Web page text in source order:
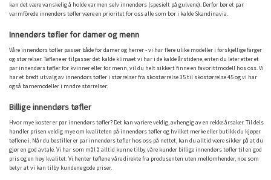
kan det være vanskelig å holde varmen selv innendørs (spesielt på gulvene). Derfor bør et par
varmfôrede innendørs tøfler være en prioritet for oss alle som bor i kalde Skandinavia.
Innendørs tøfler for damer og menn
Våre innendørs tøfler passer både for damer og herrer - vi har flere ulike modeller i forskjellige farger
og størrelser. Tøflene er tilpasser det kalde klimaet vi har i de kalde årstidene, enten du leter etter et
par innendørs tøfler for kvinner eller for menn, vil du helt sikkert finne en favorittmodell hos oss. Vi
har et bredt utvalg av innendørs tøfler i størrelser fra skostørrelse 35 til skostørrelse 45 og vi har
også barnemodeller i mndre størrelser.
Billige innendørs tøfler
Hvor mye koster er par innendørs tøfler? Det kan variere veldig, avhengig av en rekke årsaker. Til dels
handler prisen veldig mye om kvaliteten på innendørs tøfler og hvilket merke eller butikk du kjøper
tøflene i. Når du bestiller er par innendørs tøfler hos oss på nettet, kan du alltid være sikker på at du
gjør en god avtale. Vi har som mål å alltid kunne tilby våre kunder billige innendørs tøfler til en god
pris og en høy kvalitet. Vi henter tøflene våre direkte fra produsenten uten mellomhender, noe som
betyr at vi kan tilby kundene gode priser.